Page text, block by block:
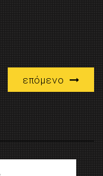
επόμενο